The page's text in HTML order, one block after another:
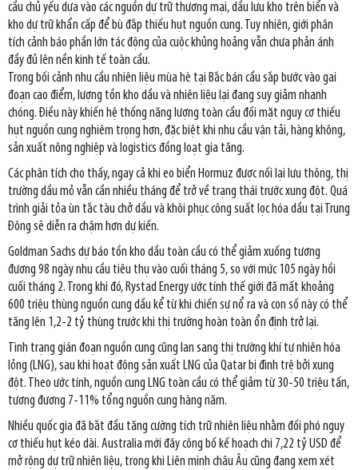
cầu chủ yếu dựa vào các nguồn dự trữ thương mại, dầu lưu kho trên biển và
kho dự trữ khẩn cấp để bù đắp thiếu hụt nguồn cung. Tuy nhiên, giới phân
tích cảnh báo phần lớn tác động của cuộc khủng hoảng vẫn chưa phản ánh
đầy đủ lên nền kinh tế toàn cầu.
Trong bối cảnh nhu cầu nhiên liệu mùa hè tại Bắc bán cầu sắp bước vào gai
đoạn cao điểm, lượng tồn kho dầu và nhiên liệu lại đang suy giảm nhanh
chóng. Điều này khiến hệ thống năng lượng toàn cầu đối mặt nguy cơ thiếu
hụt nguồn cung nghiêm trọng hơn, đặc biệt khi nhu cầu vận tải, hàng không,
sản xuất nông nghiệp và logistics đồng loạt gia tăng.
Các phân tích cho thấy, ngay cả khi eo biển Hormuz được nối lại lưu thông, thị
trường dầu mỏ vẫn cần nhiều tháng để trở về trạng thái trước xung đột. Quá
trình giải tỏa ùn tắc tàu chở dầu và khôi phục công suất lọc hóa dầu tại Trung
Đông sẽ diễn ra chậm hơn dự kiến.
Goldman Sachs dự báo tồn kho dầu toàn cầu có thể giảm xuống tương
đương 98 ngày nhu cầu tiêu thụ vào cuối tháng 5, so với mức 105 ngày hồi
cuối tháng 2. Trong khi đó, Rystad Energy ước tính thế giới đã mất khoảng
600 triệu thùng nguồn cung dầu kể từ khi chiến sự nổ ra và con số này có thể
tăng lên 1,2-2 tỷ thùng trước khi thị trường hoàn toàn ổn định trở lại.
Tình trạng gián đoạn nguồn cung cũng lan sang thị trường khí tự nhiên hóa
lỏng (LNG), sau khi hoạt động sản xuất LNG của Qatar bị đình trệ bởi xung
đột. Theo ước tính, nguồn cung LNG toàn cầu có thể giảm từ 30-50 triệu tấn,
tương đương 7-11% tổng nguồn cung hàng năm.
Nhiều quốc gia đã bắt đầu tăng cường tích trữ nhiên liệu nhằm đối phó nguy
cơ thiếu hụt kéo dài. Australia mới đây công bố kế hoạch chi 7,22 tỷ USD để
mở rộng dự trữ nhiên liệu, trong khi Liên minh châu Âu cũng đang xem xét